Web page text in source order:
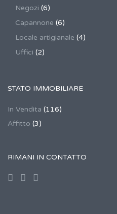
Negozi (6)
Capannone (6)
Locale artigianale (4)
Uffici (2)
STATO IMMOBILIARE
In Vendita (116)
Affitto (3)
RIMANI IN CONTATTO